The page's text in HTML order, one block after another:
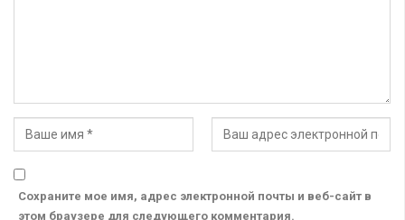
Сохраните мое имя, адрес электронной почты и веб-сайт в
этом браузере для следующего комментария.